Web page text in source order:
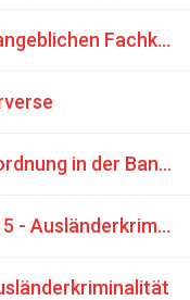
Politiker und die Lüge über den angeblichen Fachkräftemangel
Registrierkassensicherheitsverordnung in der Bananenrepublik Österreich
Polizeiliche Kriminalstatistik 2015 - Ausländerkriminalität - Vergewaltigung